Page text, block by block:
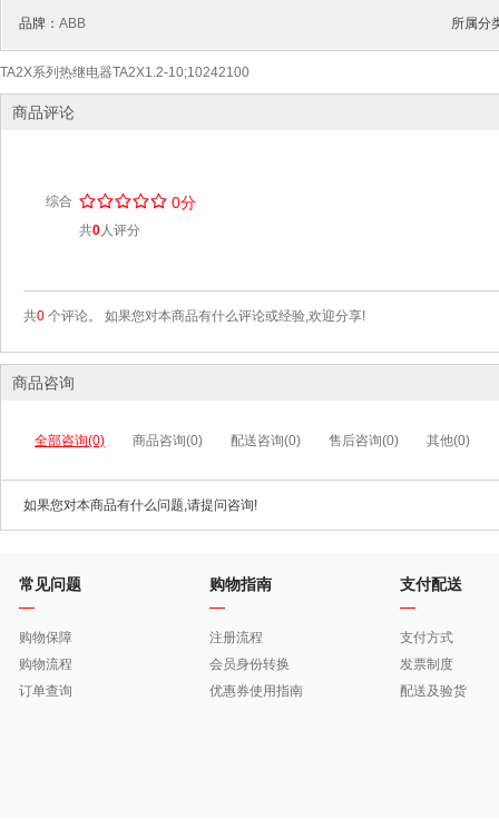
品牌： ABB 所属分
TA2X系列热继电器TA2X1.2-10;10242100
商品评论
综合 /////
..... 0分
共0人评分
共0 个评论。 如果您对本商品有什么评论或经验,欢迎分享!
商品咨询
全部咨询(0) 商品咨询(0) 配送咨询(0) 售后咨询(0) 其他(0)
如果您对本商品有什么问题,请提问咨询!
常见问题
购物保障
购物流程
订单查询
购物指南
注册流程
会员身份转换
优惠券使用指南
支付配送
支付方式
发票制度
配送及验货